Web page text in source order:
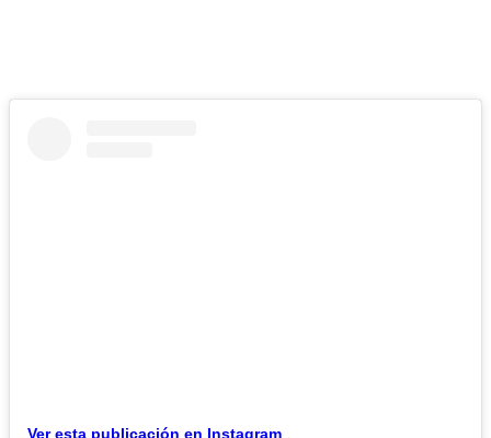
Ver esta publicación en Instagram